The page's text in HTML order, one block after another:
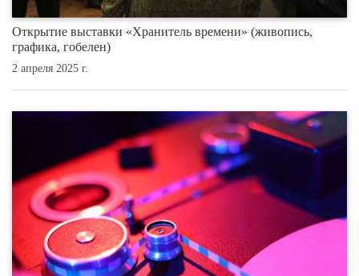
Открытие выставки «Хранитель времени» (живопись,
графика, гобелен)
2 апреля 2025 г.